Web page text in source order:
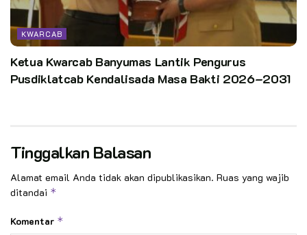
KWARCAB
Ketua Kwarcab Banyumas Lantik Pengurus
Pusdiklatcab Kendalisada Masa Bakti 2026–2031
Tinggalkan Balasan
Alamat email Anda tidak akan dipublikasikan. Ruas yang wajib
ditandai *
Komentar *